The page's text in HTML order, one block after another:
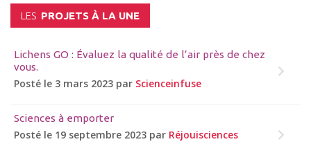
LES PROJETS À LA UNE
Lichens GO : Évaluez la qualité de l’air près de chez
vous.
Posté le 3 mars 2023 par Scienceinfuse
Sciences à emporter
Posté le 19 septembre 2023 par Réjouisciences